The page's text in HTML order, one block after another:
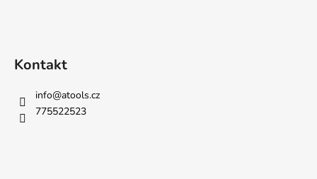
Kontakt
info@atools.cz
775522523